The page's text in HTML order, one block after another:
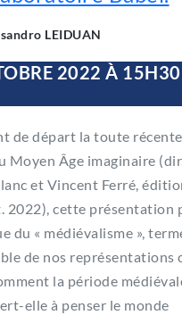
LEIDUAN
2022 À 15H30
de départ la toute
Moyen Âge imaginaire
et Vincent Ferré,
2022), cette présentation
du « médiévalisme »,
de nos représentations
la période
elle à penser le monde